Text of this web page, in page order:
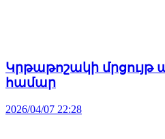
Կրթաթոշակի
համար
2026/04/07 22:28